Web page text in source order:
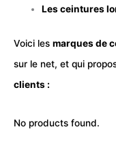
Les ceintures
Voici les marques de
sur le net, et qui
clients :
No products found.